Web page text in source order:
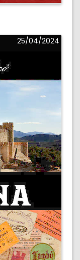
25/04/2024